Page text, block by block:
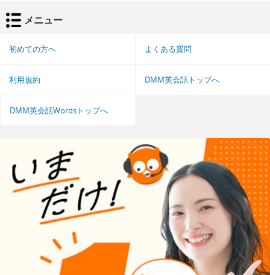
メニュー
初めての方へ よくある質問
利用規約 DMM英会話トップへ
DMM英会話Wordsトップへ